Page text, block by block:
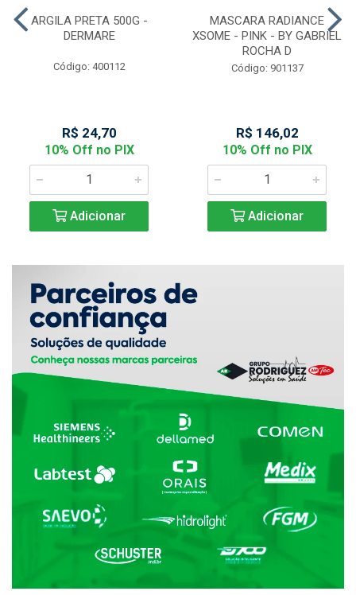
ARGILA PRETA 500G -
DERMARE
Código: 400112
R$ 24,70
10% Off no PIX
Adicionar
MASCARA RADIANCE
XSOME - PINK - BY GABRIEL
ROCHA D
Código: 901137
R$ 146,02
10% Off no PIX
Adicionar